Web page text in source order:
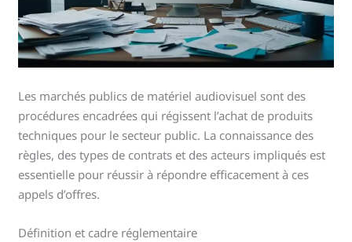
Les marchés publics de matériel audiovisuel sont des
procédures encadrées qui régissent l’achat de produits
techniques pour le secteur public. La connaissance des
règles, des types de contrats et des acteurs impliqués est
essentielle pour réussir à répondre efficacement à ces
appels d’offres.
Définition et cadre réglementaire